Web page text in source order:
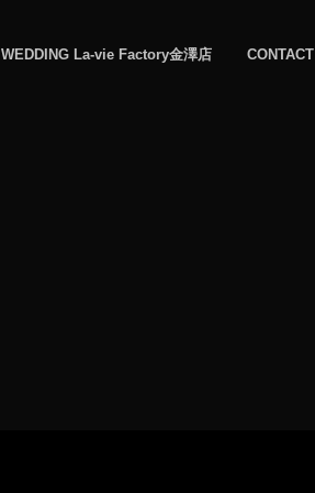
WEDDING La-vie Factory金澤店 CONTACT